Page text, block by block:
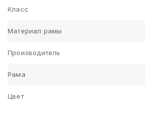
Класс
Материал рамы
Производитель
Рама
Цвет